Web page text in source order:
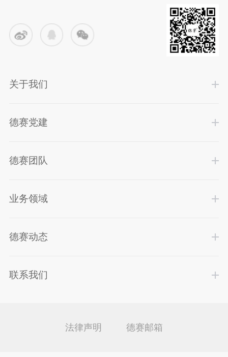
关于我们
德赛党建
德赛团队
业务领域
德赛动态
联系我们
法律声明 德赛邮箱